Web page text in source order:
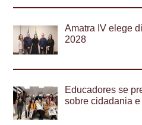
Amatra IV elege
2028
Educadores se
sobre cidadania